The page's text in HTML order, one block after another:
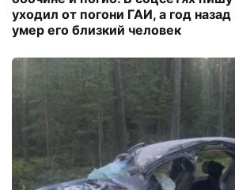
уходил от погони ГАИ, а год назад
умер его близкий человек